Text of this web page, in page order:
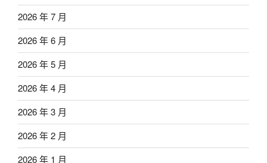
2026 年 7 月
2026 年 6 月
2026 年 5 月
2026 年 4 月
2026 年 3 月
2026 年 2 月
2026 年 1 月